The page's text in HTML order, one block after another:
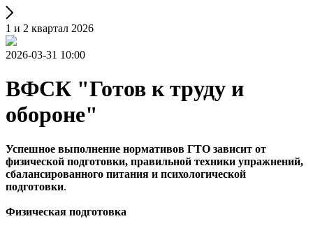
1 и 2 квартал 2026
2026-03-31 10:00
ВФСК "Готов к труду и
обороне"
Успешное выполнение нормативов ГТО зависит от
физической подготовки, правильной техники упражнений,
сбалансированного питания и психологической
подготовки.
Физическая подготовка